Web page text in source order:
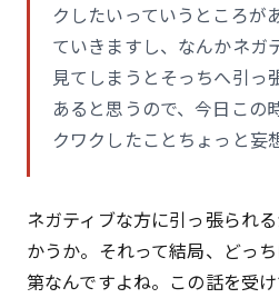
クしたいっていうところが
ていきますし、なんかネガ
見てしまうとそっちへ引っ
あると思うので、今日この
クワクしたことちょっと妄
ネガティブな方に引っ張られ
かうか。それって結局、どっ
第なんですよね。この話を受